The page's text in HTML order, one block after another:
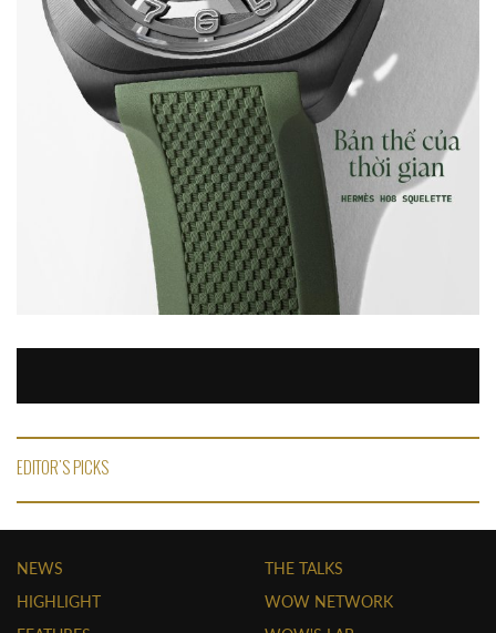
EDITOR'S PICKS
NEWS
HIGHLIGHT
THE TALKS
WOW NETWORK